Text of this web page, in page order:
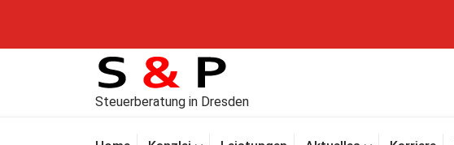
Steuerberatung in Dresden